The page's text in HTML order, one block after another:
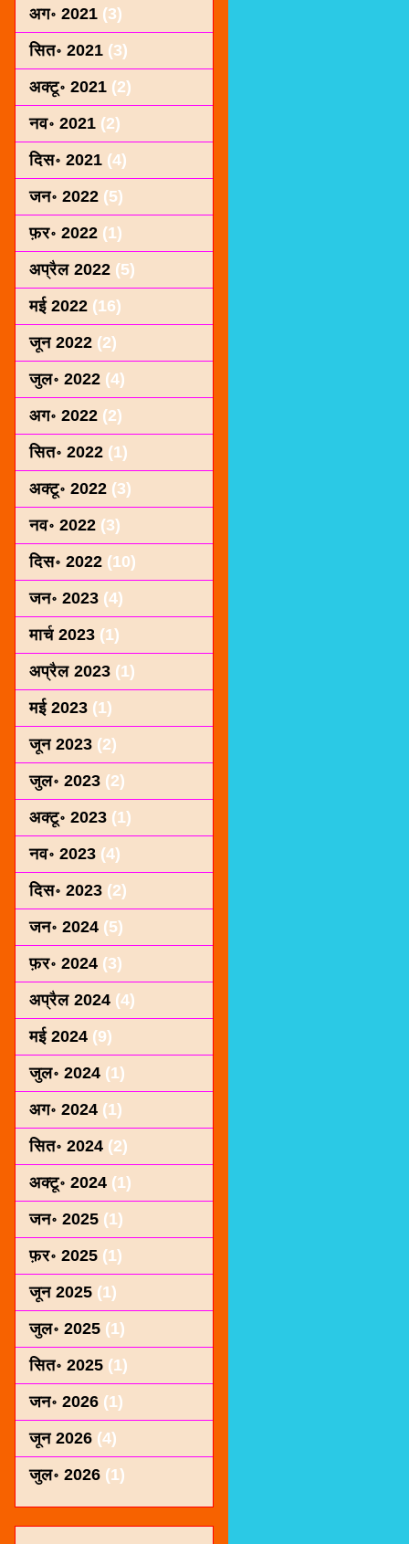
अग॰ 2021 (3)
सित॰ 2021 (3)
अक्टू॰ 2021 (2)
नव॰ 2021 (2)
दिस॰ 2021 (4)
जन॰ 2022 (5)
फ़र॰ 2022 (1)
अप्रैल 2022 (5)
मई 2022 (16)
जून 2022 (2)
जुल॰ 2022 (4)
अग॰ 2022 (2)
सित॰ 2022 (1)
अक्टू॰ 2022 (3)
नव॰ 2022 (3)
दिस॰ 2022 (10)
जन॰ 2023 (4)
मार्च 2023 (1)
अप्रैल 2023 (1)
मई 2023 (1)
जून 2023 (2)
जुल॰ 2023 (2)
अक्टू॰ 2023 (1)
नव॰ 2023 (4)
दिस॰ 2023 (2)
जन॰ 2024 (5)
फ़र॰ 2024 (3)
अप्रैल 2024 (4)
मई 2024 (9)
जुल॰ 2024 (1)
अग॰ 2024 (1)
सित॰ 2024 (2)
अक्टू॰ 2024 (1)
जन॰ 2025 (1)
फ़र॰ 2025 (1)
जून 2025 (1)
जुल॰ 2025 (1)
सित॰ 2025 (1)
जन॰ 2026 (1)
जून 2026 (4)
जुल॰ 2026 (1)